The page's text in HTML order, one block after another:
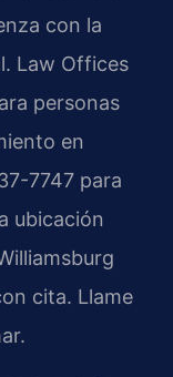
con la
Law Offices
personas
en
7747 para
ubicación
cita. Llame